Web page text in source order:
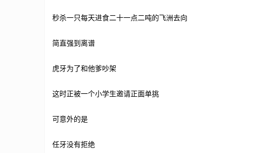
秒杀一只每天进食二十一点二吨的飞洲去向
简直强到离谱
虎牙为了和他爹吵架
这时正被一个小学生邀请正面单挑
可意外的是
任牙没有拒绝